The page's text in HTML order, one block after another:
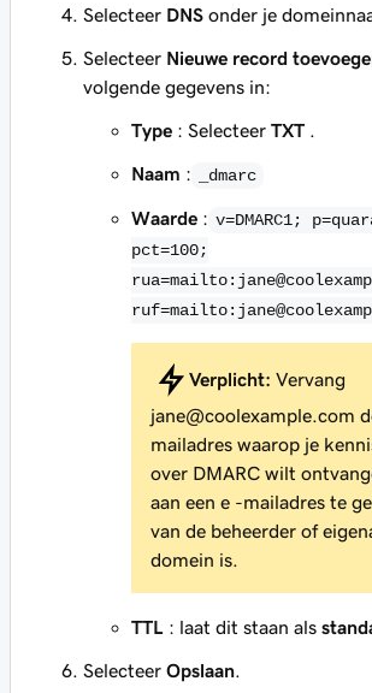
Selecteer DNS onder je
Selecteer Nieuwe record
volgende gegevens in:
Type : Selecteer TXT
Naam : _dmarc
Waarde : v=DMARC1;
pct=100;
Verplicht: Vervang
jane@coolexample.com
mailadres waarop je
over DMARC wilt
aan een e -mailadres te
van de beheerder of
domein is.
TTL : laat dit staan als
Selecteer Opslaan